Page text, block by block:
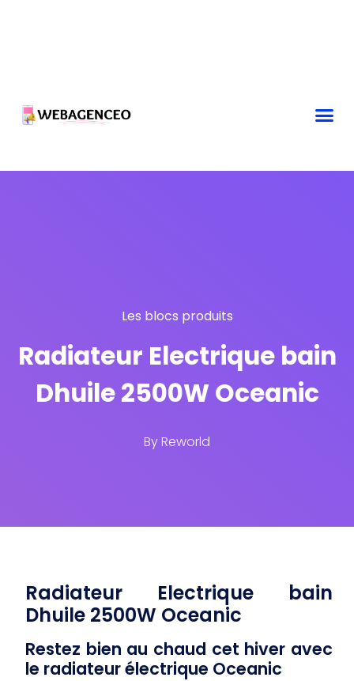
Les blocs produits
Radiateur Electrique bain
Dhuile 2500W Oceanic
ByReworld
Radiateur Electrique bain
Dhuile 2500W Oceanic
Restez bien au chaud cet hiver avec
le radiateur électrique Oceanic